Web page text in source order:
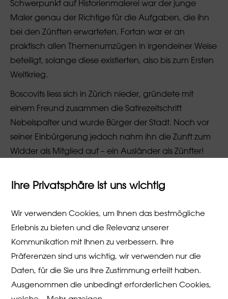
Schwerpunkt auf Historienmalerei war der junge
Maler genau der Richtige für die Aufgaben, die ihn
bei den Zünften erwarteten. Fortan war er an
praktisch allen Themenumzügen in irgendeiner Weise
beteiligt, solange diese existierten, also bis zum Ersten
Weltkrieg.
Boscovits liess sich in Zürich nieder, gründete mit
einem Freund zusammen die Satirezeitschrift
Nebelspalter und wurde Bürger der Stadt. Noch vor
seiner Einbürgerung jedoch nahm ihn die Zunft zum
Widder als Mitglied auf – ein Ausländer als Zünfter!
er in den Vorstand der Widder auf, war Delegierter im
Zentralkomitee und wurde dort in die künstlerische
... (Fortsetzung des Artikels im Download)
Regula Schmid, Nachlass Boscovits
Download Artikel
Ihre Privatsphäre ist uns wichtig
Wir verwenden Cookies, um Ihnen das bestmögliche
Erlebnis zu bieten und die Relevanz unserer
Kommunikation mit Ihnen zu verbessern. Ihre
Präferenzen sind uns wichtig, wir verwenden nur die
Daten, für die Sie uns Ihre Zustimmung erteilt haben.
Ausgenommen die unbedingt erforderlichen Cookies,